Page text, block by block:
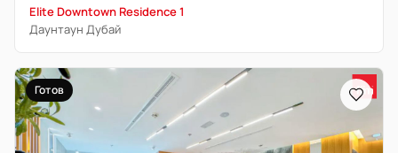
Elite Downtown Residence 1
Даунтаун Дубай
Готов